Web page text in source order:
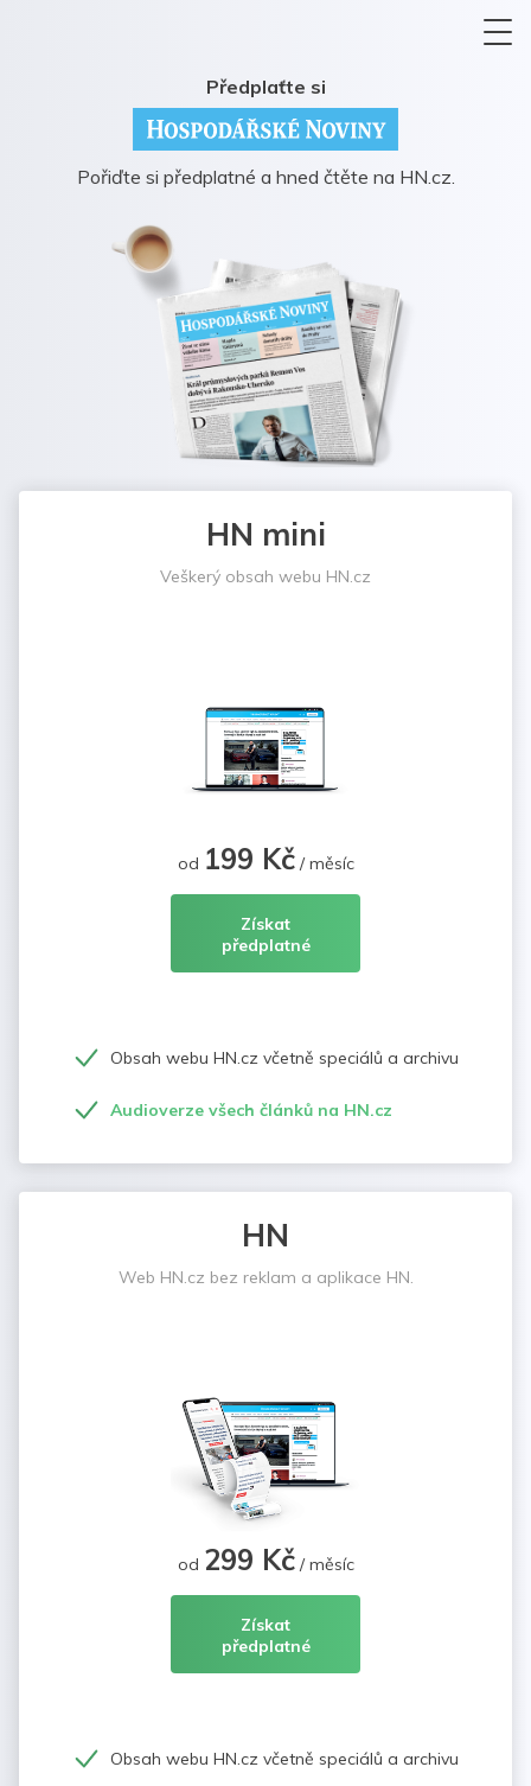
Předplaťte si
Pořiďte si předplatné a hned čtěte na HN.cz.
HN mini
Veškerý obsah webu HN.cz
od 199 Kč/ měsíc
Získat
předplatné
Obsah webu HN.cz včetně speciálů a archivu
Audioverze všech článků na HN.cz
HN
Web HN.cz bez reklam a aplikace HN.
od 299 Kč/ měsíc
Získat
předplatné
Obsah webu HN.cz včetně speciálů a archivu